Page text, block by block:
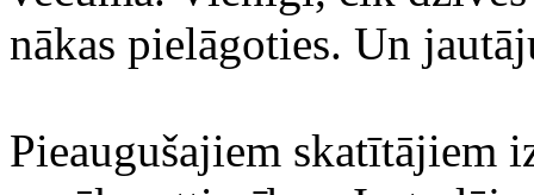
nākas pielāgoties. Un
Pieaugušajiem skatītājiem